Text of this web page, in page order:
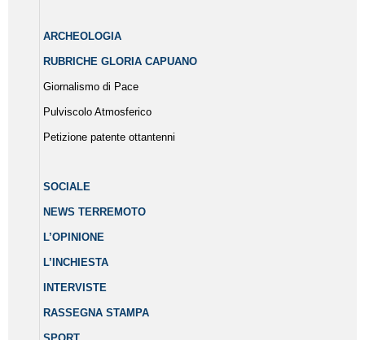
ARCHEOLOGIA
RUBRICHE GLORIA CAPUANO
Giornalismo di Pace
Pulviscolo Atmosferico
Petizione patente ottantenni
SOCIALE
NEWS TERREMOTO
L’OPINIONE
L’INCHIESTA
INTERVISTE
RASSEGNA STAMPA